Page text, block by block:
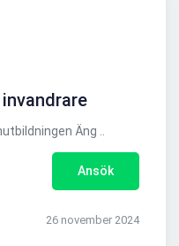
Äng ..
Ansök
26 november 2024